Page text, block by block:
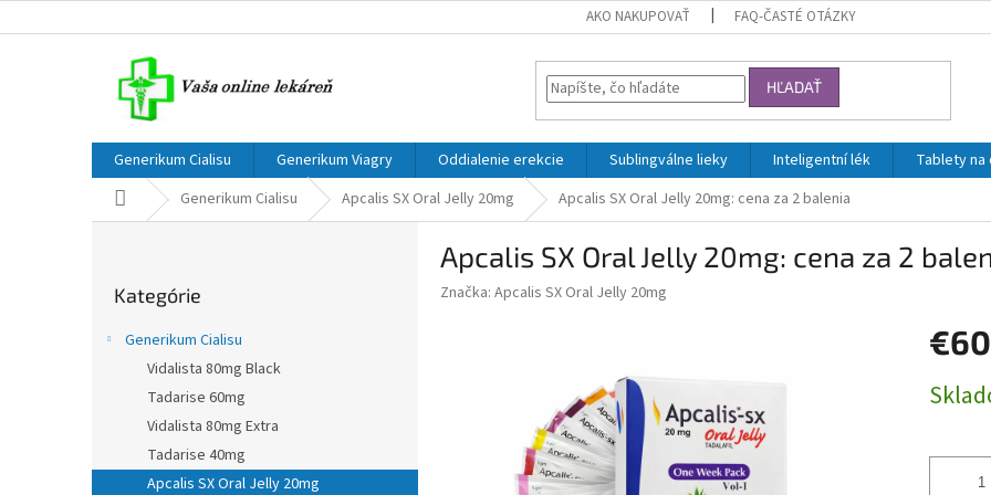
na
AKO NAKUPOVAŤ FAQ-ČASTÉ OTÁZKY
HĽADAŤ
Generikum Cialisu Generikum Viagry Oddialenie erekcie Sublingválne lieky Inteligentní lék Tablety na
Domov Generikum Cialisu Apcalis SX Oral Jelly 20mg Apcalis SX Oral Jelly 20mg: cena za 2 balenia
kategórie
Kategórie
Generikum Cialisu
Vidalista 80mg Black
Tadarise 60mg
Vidalista 80mg Extra
Tadarise 40mg
Apcalis SX Oral Jelly 20mg
Apcalis SX Oral Jelly 20mg: cena za 2
Značka: Apcalis SX Oral Jelly 20mg
€60
cena: